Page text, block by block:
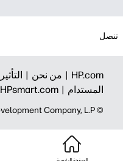
تنصل
HP.com | من نحن | التأثير
المستدام | HPsmart.com |
© Copyright 2026 HP Development Company, L.P.
الصفحة الرئيسية